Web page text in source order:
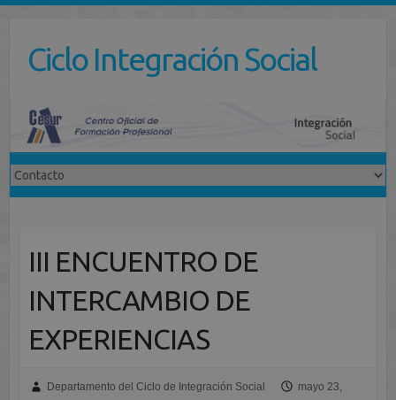
contenidoCiclo Integración Social
III ENCUENTRO DE
INTERCAMBIO DE
EXPERIENCIAS
Departamento del Ciclo de Integración Social
mayo 23,